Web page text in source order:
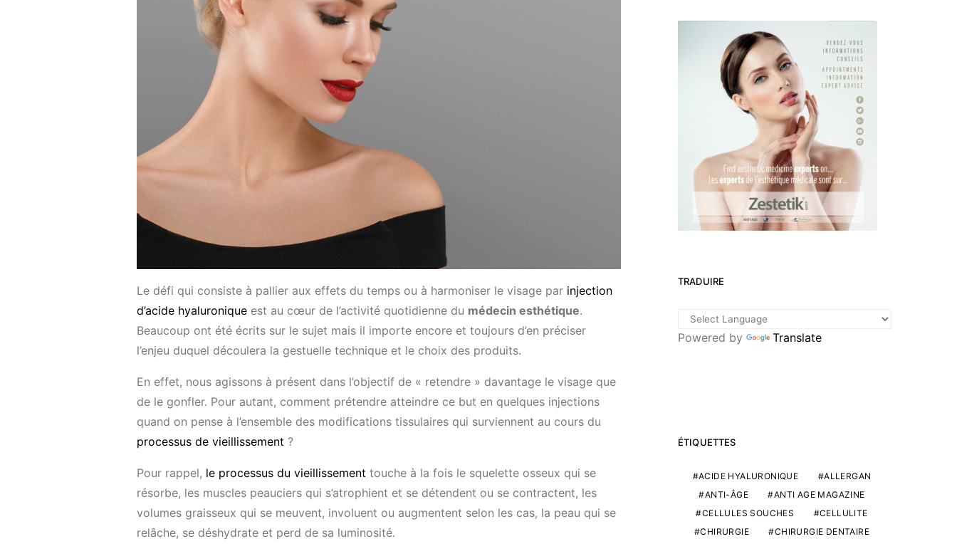
Le défi qui consiste à pallier aux effets du temps ou à harmoniser le visage par injection
d’acide hyaluronique est au cœur de l’activité quotidienne du médecin esthétique.
Beaucoup ont été écrits sur le sujet mais il importe encore et toujours d’en préciser
l’enjeu duquel découlera la gestuelle technique et le choix des produits.
En effet, nous agissons à présent dans l’objectif de « retendre » davantage le visage que
de le gonfler. Pour autant, comment prétendre atteindre ce but en quelques injections
quand on pense à l’ensemble des modifications tissulaires qui surviennent au cours du
processus de vieillissement ?
Pour rappel, le processus du vieillissement touche à la fois le squelette osseux qui se
résorbe, les muscles peauciers qui s’atrophient et se détendent ou se contractent, les
volumes graisseux qui se meuvent, involuent ou augmentent selon les cas, la peau qui se
relâche, se déshydrate et perd de sa luminosité.
TRADUIRE
Powered by Translate
ÉTIQUETTES
ACIDE HYALURONIQUE
ALLERGAN
ANTI-ÂGE
ANTI AGE MAGAZINE
CELLULES SOUCHES
CELLULITE
CHIRURGIE
CHIRURGIE DENTAIRE